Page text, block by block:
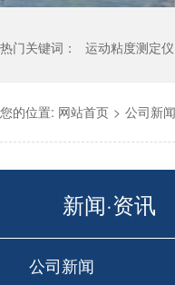
热门关键词： 运动粘度测定仪
您的位置: 网站首页 > 公司新闻
新闻·资讯
公司新闻